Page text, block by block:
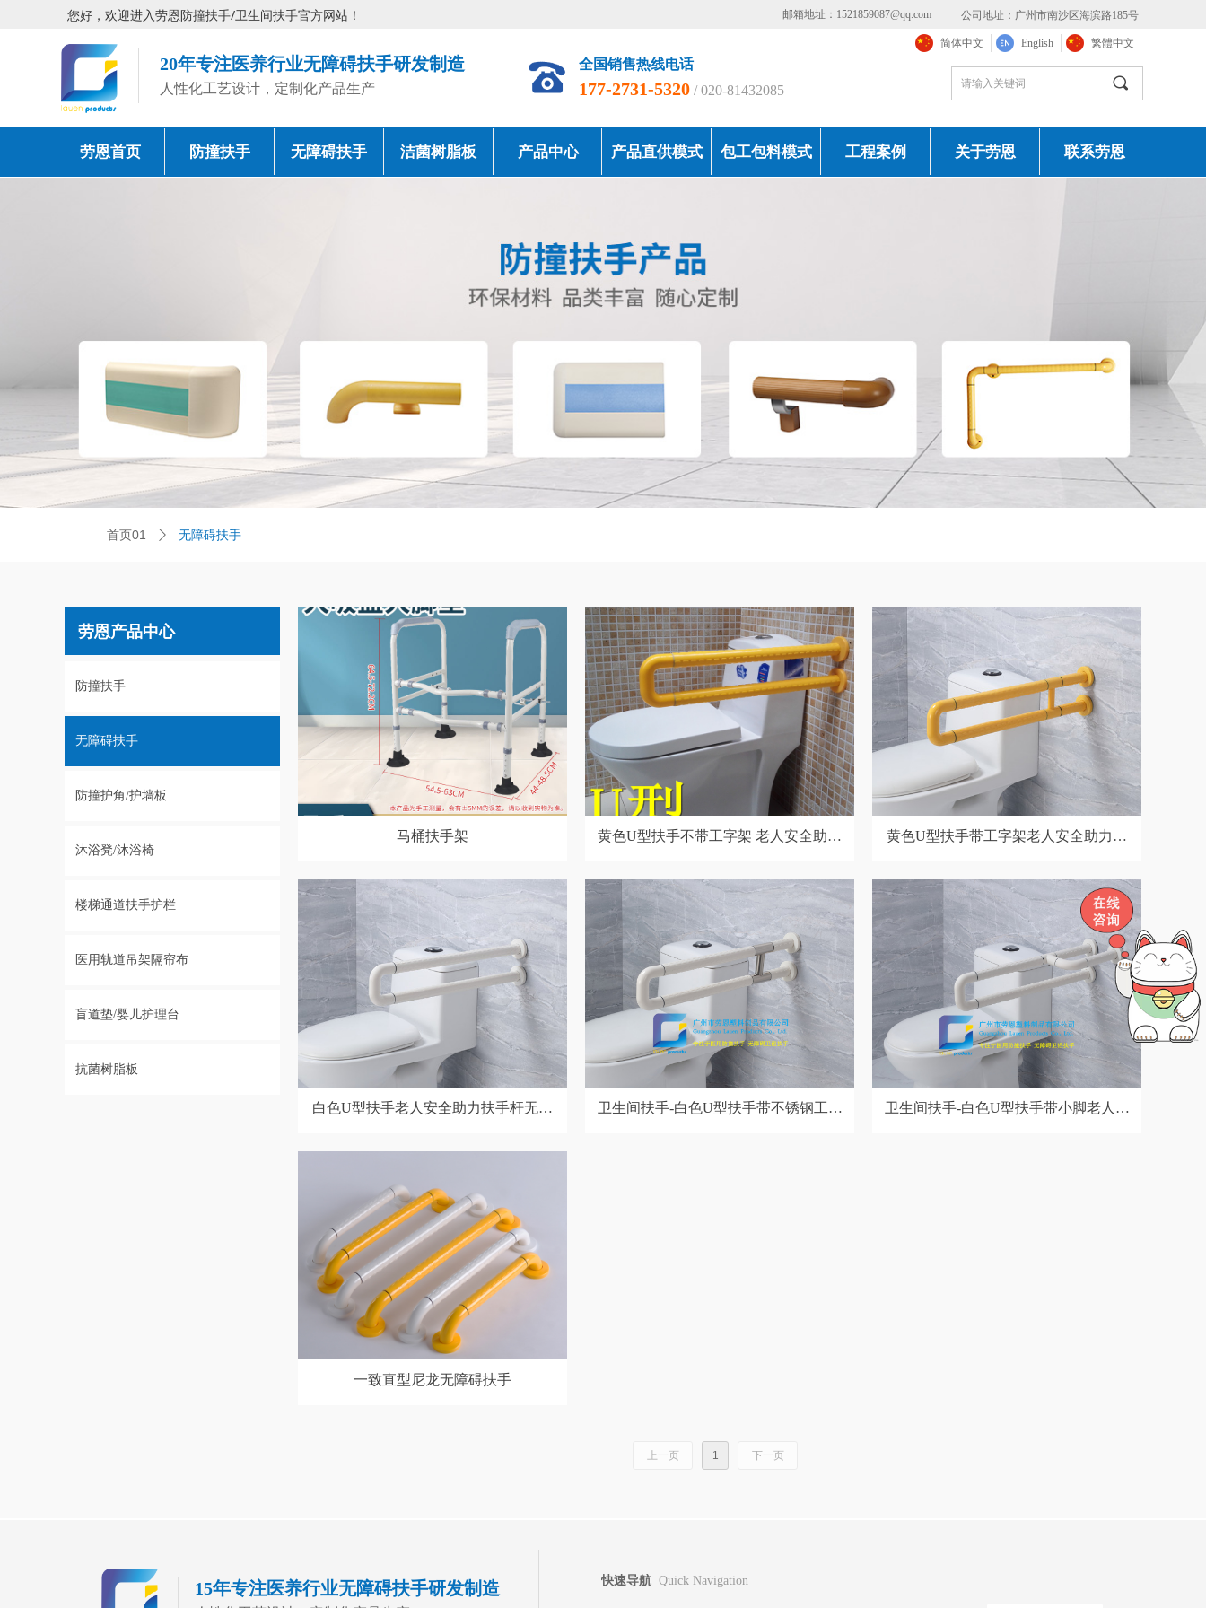
끠
您好，欢迎进入劳恩防撞扶手/卫生间扶手官方网站！ 邮箱地址：1521859087@qq.com 公司地址：广州市南沙区海滨路185号
20年专注医养行业无障碍扶手研发制造
人性化工艺设计，定制化产品生产
劳恩首页 防撞扶手 无障碍扶手 洁菌树脂板 产品中心 产品直供模式 包工包料模式 工程案例 关于劳恩 联系劳恩
全国销售热线电话
177-2731-5320 / 020-81432085
简体中文 English 繁體中文
首页01 ꄲ 无障碍扶手
马桶扶手架 黄色U型扶手不带工字架 老人安全助力 黄色U型扶手带工字架老人安全助力扶
白色U型扶手老人安全助力扶手杆无障 卫生间扶手-白色U型扶手带不锈钢工字 卫生间扶手-白色U型扶手带小脚老人安
一致直型尼龙无障碍扶手
上一页 1 下一页
劳恩产品中心
防撞扶手
无障碍扶手
防撞护角/护墙板
沐浴凳/沐浴椅
楼梯通道扶手护栏
医用轨道吊架隔帘布
盲道垫/婴儿护理台
抗菌树脂板
15年专注医养行业无障碍扶手研发制造 快速导航 Quick Navigation